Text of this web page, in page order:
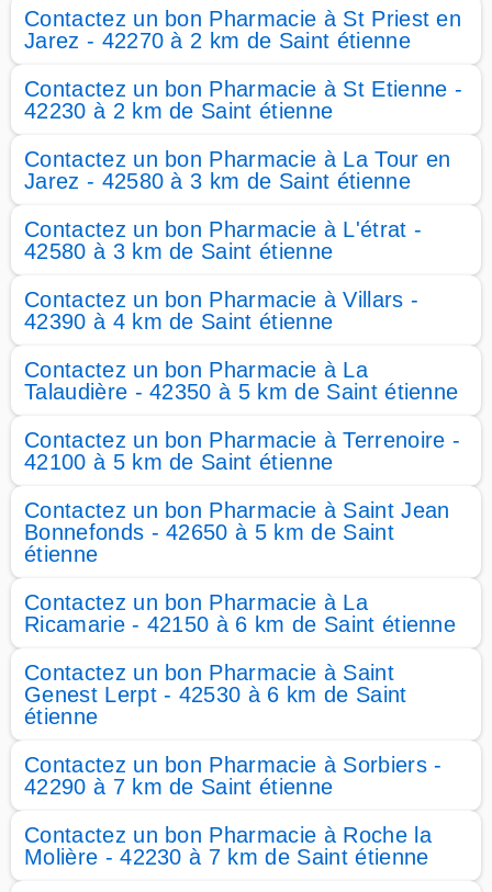
Contactez un bon Pharmacie à St Priest en
Jarez - 42270 à 2 km de Saint étienne
Contactez un bon Pharmacie à St Etienne -
42230 à 2 km de Saint étienne
Contactez un bon Pharmacie à La Tour en
Jarez - 42580 à 3 km de Saint étienne
Contactez un bon Pharmacie à L'étrat -
42580 à 3 km de Saint étienne
Contactez un bon Pharmacie à Villars -
42390 à 4 km de Saint étienne
Contactez un bon Pharmacie à La
Talaudière - 42350 à 5 km de Saint étienne
Contactez un bon Pharmacie à Terrenoire -
42100 à 5 km de Saint étienne
Contactez un bon Pharmacie à Saint Jean
Bonnefonds - 42650 à 5 km de Saint
étienne
Contactez un bon Pharmacie à La
Ricamarie - 42150 à 6 km de Saint étienne
Contactez un bon Pharmacie à Saint
Genest Lerpt - 42530 à 6 km de Saint
étienne
Contactez un bon Pharmacie à Sorbiers -
42290 à 7 km de Saint étienne
Contactez un bon Pharmacie à Roche la
Molière - 42230 à 7 km de Saint étienne